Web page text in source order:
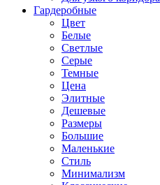
Гардеробные
Цвет
Белые
Светлые
Серые
Темные
Цена
Элитные
Дешевые
Размеры
Большие
Маленькие
Стиль
Минимализм